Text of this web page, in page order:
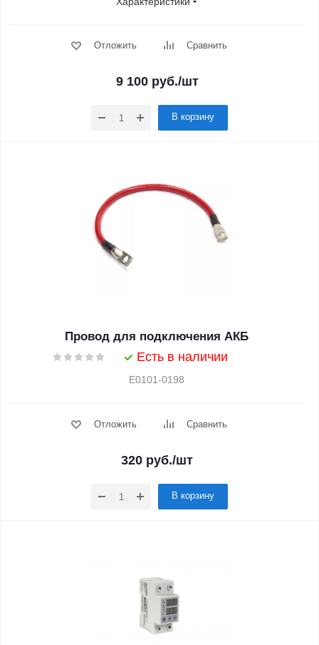
Отложить Сравнить
9 100руб./шт
В корзину
Провод для подключения АКБ
Есть в наличии
Е0101-0198
Отложить Сравнить
320 руб./шт
В корзину